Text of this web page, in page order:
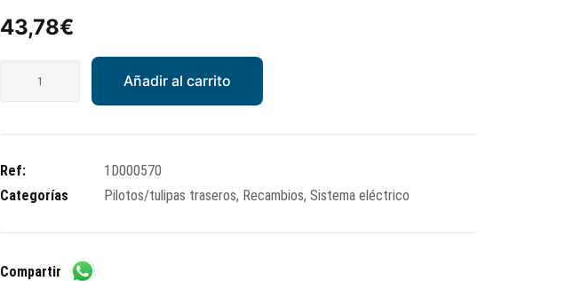
43,78€
(antes
58266R)
Añadir al carrito
Ref:
1D000570
Categorías
Pilotos/tulipas traseros, Recambios, Sistema eléctrico
Compartir